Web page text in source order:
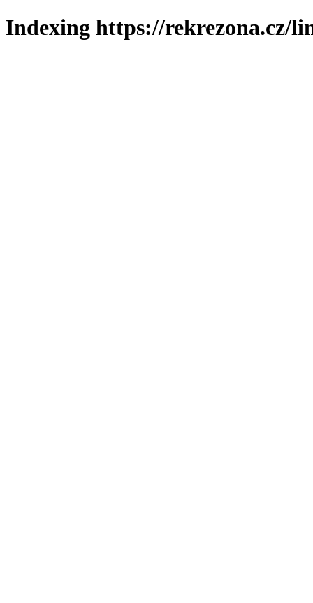
Indexing https://rekrezona.cz/